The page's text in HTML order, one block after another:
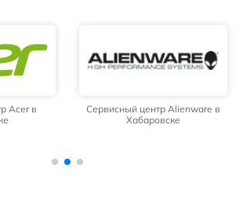
Acer в
Сервисный центр Alienware в
Хабаровске